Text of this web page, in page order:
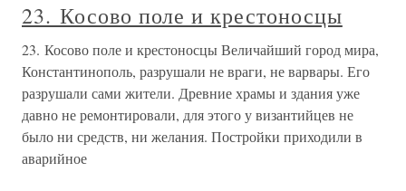
23. Косово поле и крестоносцы
23. Косово поле и крестоносцы Величайший город мира,
Константинополь, разрушали не враги, не варвары. Его
разрушали сами жители. Древние храмы и здания уже
давно не ремонтировали, для этого у византийцев не
было ни средств, ни желания. Постройки приходили в
аварийное